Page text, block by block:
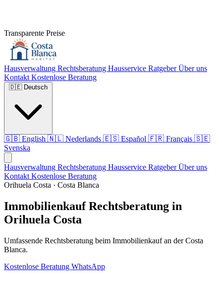
Transparente Preise
Hausverwaltung Rechtsberatung Hausservice RatgeberÜber uns
Kontakt Kostenlose Beratung
🇩🇪 Deutsch
🇬🇧 English 🇳🇱 Nederlands 🇪🇸 Español 🇫🇷 Français 🇸🇪
Svenska
Hausverwaltung Rechtsberatung Hausservice RatgeberÜber uns
Kontakt Kostenlose Beratung
Orihuela Costa · Costa Blanca
Immobilienkauf Rechtsberatung in
Orihuela Costa
Umfassende Rechtsberatung beim Immobilienkauf an der Costa
Blanca.
Kostenlose Beratung WhatsApp